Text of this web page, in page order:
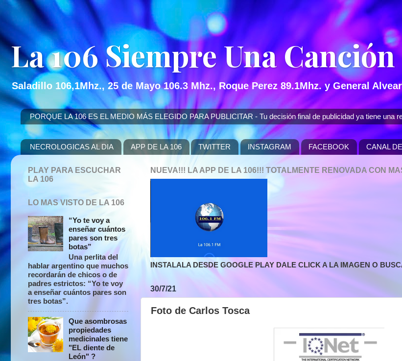
La 106 Siempre Una Canción
Saladillo 106,1Mhz., 25 de Mayo 106.3 Mhz., Roque Perez 89.1Mhz. y General
PORQUE LA 106 ES EL MEDIO MÁS ELEGIDO PARA PUBLICITAR - Tu decisión final de publicidad ya tiene una
NECROLOGICAS AL DIA APP DE LA 106 TWITTER INSTAGRAM FACEBOOK CANAL
NUEVA!!! LA APP DE LA 106!!! TOTALMENTE RENOVADA CON
INSTALALA DESDE GOOGLE PLAY DALE CLICK A LA IMAGEN O
30/7/21
Foto de Carlos Tosca
PLAY PARA ESCUCHAR
LA 106
LO MAS VISTO DE LA 106
“Yo te voy a
enseñar cuántos
pares son tres
botas”
Una perlita del
hablar argentino que muchos
recordarán de chicos o de
padres estrictos: “Yo te voy
a enseñar cuántos pares son
tres botas”.
Que asombrosas
propiedades
medicinales tiene
"EL diente de
León" ?